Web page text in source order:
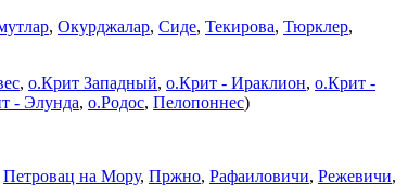
, Окурджалар, Сиде, Текирова, Тюрклер,
, о.Крит Западный, о.Крит - Ираклион, о.Крит -
- Элунда, о.Родос, Пелопоннес)
Петровац на Мору, Пржно, Рафаиловичи, Режевичи,